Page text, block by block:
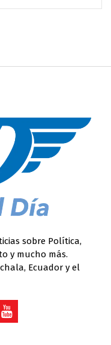
sobre Política,
y mucho más.
Ecuador y el